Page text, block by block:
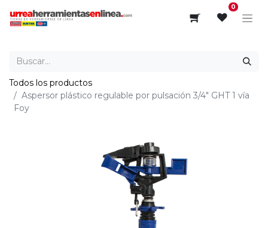
0
Todos los productos
Aspersor plástico regulable por pulsación 3/4" GHT 1 vía
Foy